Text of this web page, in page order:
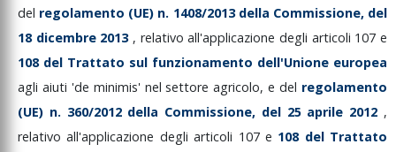
del regolamento (UE) n. 1408/2013 della Commissione, del
18 dicembre 2013 , relativoall'applicazionedegli articoli 107e
108 del Trattato sul funzionamento dell'Unione europea
agli aiuti 'de minimis' nelsettoreagricolo,edel regolamento
(UE) n. 360/2012 della Commissione, del 25 aprile 2012 ,
relativoall'applicazione degliarticoli 107 e 108 del Trattato